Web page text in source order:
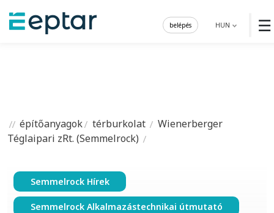
☰
HUN
belépés
építőanyagok térburkolat
Wienerberger
Téglaipari zRt. (Semmelrock)
Semmelrock Hírek
Semmelrock Alkalmazástechnikai útmutató